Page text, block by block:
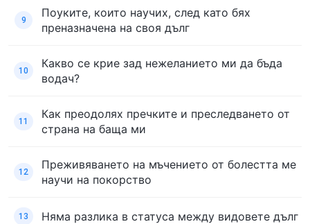
9
Поуките, които научих, след като бях
преназначена на своя дълг
10
Какво се крие зад нежеланието ми да бъда
водач?
11
Как преодолях пречките и преследването от
страна на баща ми
12
Преживяването на мъчението от болестта ме
научи на покорство
13 Няма разлика в статуса между видовете дълг